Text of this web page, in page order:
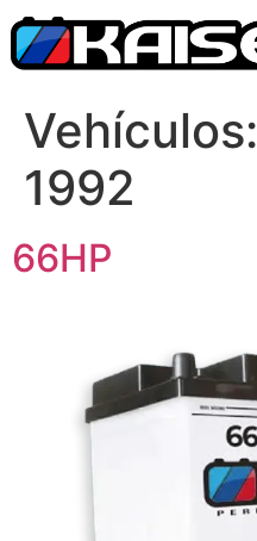
Vehículos:
1992
66HP